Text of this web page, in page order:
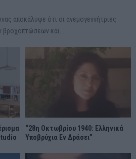
αποκάλυψε ότι οι ανεμογεννήτριες
και...
“28η Οκτωβρίου 1940: Ελληνικά
Υποβρύχια Εν Δράσει”